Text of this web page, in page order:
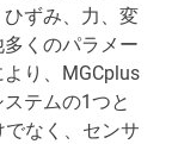
ずみ、力、変
くのパラメー
り、MGCplus
テムの1つと
なく、センサ